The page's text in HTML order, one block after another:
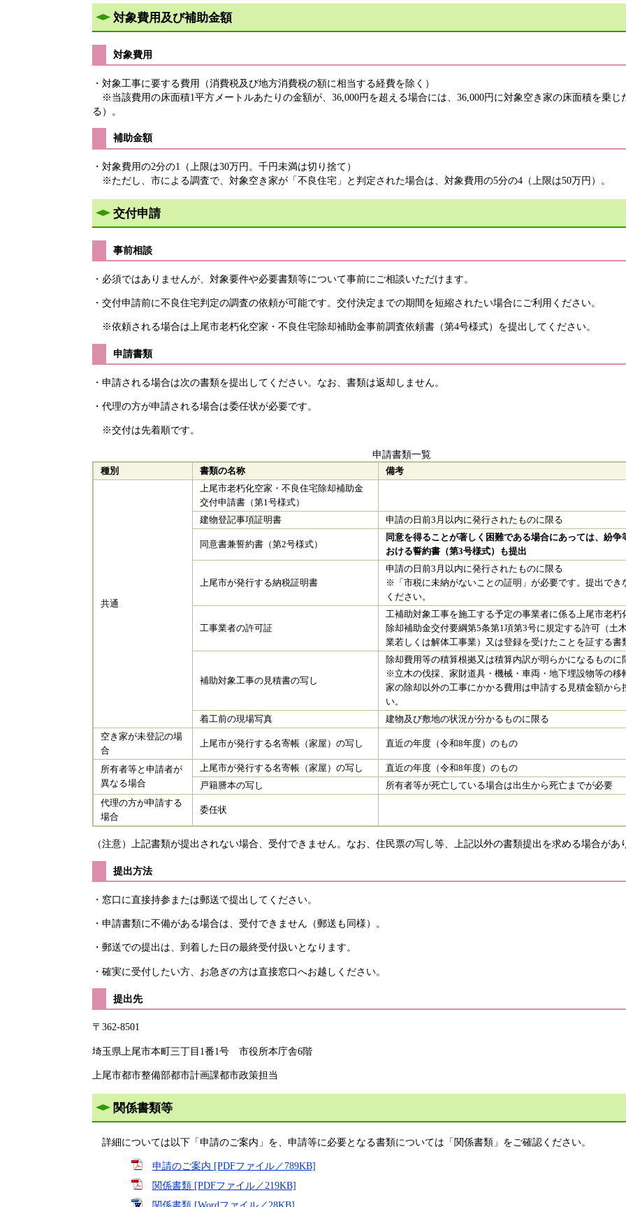
対象費用及び補助金額
対象費用
・対象工事に要する費用（消費税及び地方消費税の額に相当する経費を除く）
※当該費用の床面積1平方メートルあたりの金額が、36,000円を超える場合には、36,000円に対象空き家の床面積を乗
る）。
補助金額
・対象費用の2分の1（上限は30万円。千円未満は切り捨て）
※ただし、市による調査で、対象空き家が「不良住宅」と判定された場合は、対象費用の5分の4（上限は50万円）。
交付申請
事前相談
・必須ではありませんが、対象要件や必要書類等について事前にご相談いただけます。
・交付申請前に不良住宅判定の調査の依頼が可能です。交付決定までの期間を短縮されたい場合にご利用ください。
※依頼される場合は上尾市老朽化空家・不良住宅除却補助金事前調査依頼書（第4号様式）を提出してください。
申請書類
・申請される場合は次の書類を提出してください。なお、書類は返却しません。
・代理の方が申請される場合は委任状が必要です。
※交付は先着順です。
申請書類一覧
種別 書類の名称 備考
共通
上尾市老朽化空家・不良住宅除却補助金
交付申請書（第1号様式）
建物登記事項証明書
申請の日前3月以内に発行されたものに限る
同意書兼誓約書（第2号様式）
同意を得ることが著しく困難である場合にあっては、紛争
おける誓約書（第3号様式）も提出
上尾市が発行する納税証明書
申請の日前3月以内に発行されたものに限る
​※「市税に未納がないことの証明」が必要です。提出でき
ください。
工事業者の許可証
工補助対象工事を施工する予定の事業者に係る上尾市老朽
除却補助金交付要綱第5条第1項第3号に規定する許可（土
業若しくは解体工事業）又は登録を受けたことを証する書
補助対象工事の見積書の写し
除却費用等の積算根拠又は積算内訳が明らかになるものに
※立木の伐採、家財道具・機械・車両・地下埋設物等の移
家の除却以外の工事にかかる費用は申請する見積金額から
い。
着工前の現場写真
建物及び敷地の状況が分かるものに限る
空き家が未登記の場
合
上尾市が発行する名寄帳（家屋）の写し 直近の年度（令和8年度）のもの
所有者等と申請者が
異なる場合
上尾市が発行する名寄帳（家屋）の写し
直近の年度（令和8年度）のもの
戸籍謄本の写し
所有者等が死亡している場合は出生から死亡までが必要
代理の方が申請する
場合
委任状
（注意）上記書類が提出されない場合、受付できません。なお、住民票の写し等、上記以外の書類提出を求める場合があ
提出方法
・窓口に直接持参または郵送で提出してください。
・申請書類に不備がある場合は、受付できません（郵送も同様）。
・郵送での提出は、到着した日の最終受付扱いとなります。
・確実に受付したい方、お急ぎの方は直接窓口へお越しください。
提出先
〒362-8501
埼玉県上尾市本町三丁目1番1号 市役所本庁舎6階
上尾市都市整備部都市計画課都市政策担当
関係書類等
詳細については以下「申請のご案内」を、申請等に必要となる書類については「関係書類」をご確認ください。
申請のご案内 [PDFファイル／789KB]
関係書類 [PDFファイル／219KB]